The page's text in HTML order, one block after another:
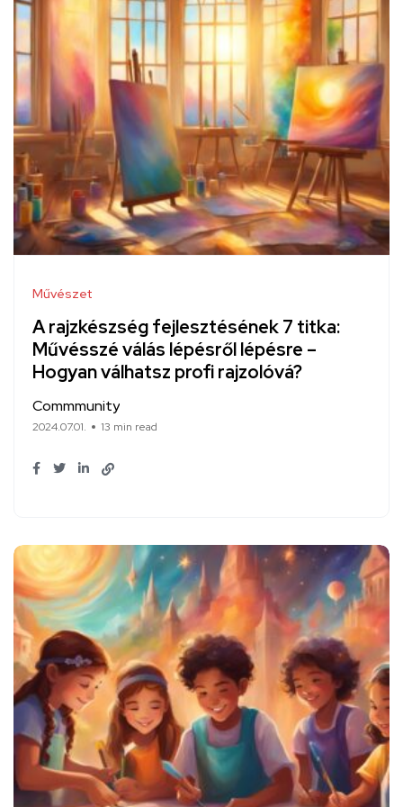
Művészet
A rajzkészség fejlesztésének 7 titka:
Művésszé válás lépésről lépésre –
Hogyan válhatsz profi rajzolóvá?
Commmunity
2024.07.01. 13 min read